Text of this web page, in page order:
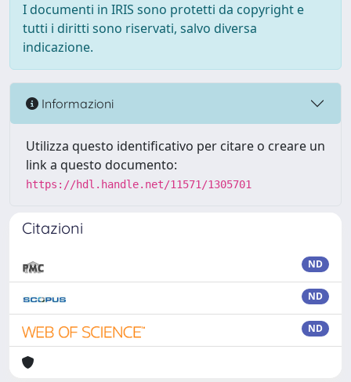
I documenti in IRIS sono protetti da copyright e
tutti i diritti sono riservati, salvo diversa
indicazione.
Informazioni
Utilizza questo identificativo per citare o creare un
link a questo documento:
https://hdl.handle.net/11571/1305701
Citazioni
ND
ND
ND